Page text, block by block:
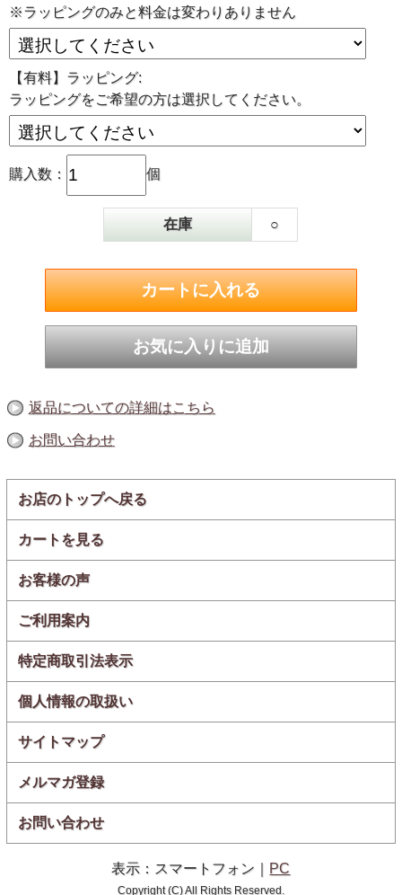
『スモッち』は､燻製液ではなく国際特許の燻製機で､卵の
クの香りを浸透させるため､ 一個一個手作業で丁寧に燻製
した後､3日間熟成しているので､中までほのかな燻製の風
味が楽しめるのです。
自社農場や契約農場の若鶏
が産んだ新鮮鶏卵を使用。
『スモッち』に使用する卵は､限られた農場で産まれた､安
全おいしい卵です。 契約農場の若鶏が産む､活力があり殻
の固いMSサイズの新鮮卵に限定しています。 黄身と白身
のバランスが丁度いいMSサイズの卵のみを使用している
で美味しくお召し上がりいただけるのです。
香りのヒミツは､桜の木と
サクランボの木をブレンド
した特製の燻製チップ！
桜の木のチップに山形県産のさくらんぼの木のチップをバ
※ラッピングのみと料金は変わりありません
【有料】ラッピング:
ラッピングをご希望の方は選択してください。
購入数： 個
在庫 ○
返品についての詳細はこちら
お問い合わせ
お店のトップへ戻る
カートを見る
お客様の声
ご利用案内
特定商取引法表示
個人情報の取扱い
サイトマップ
メルマガ登録
お問い合わせ
表示：スマートフォン｜ PC
Copyright (C) All Rights Reserved.